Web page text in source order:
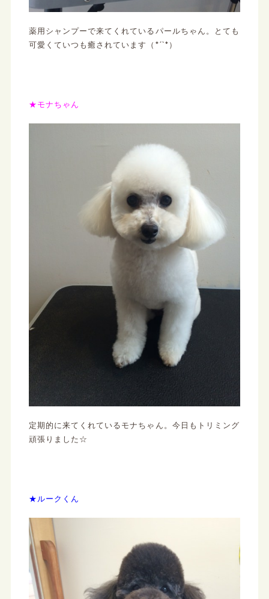
薬用シャンプーで来てくれているパールちゃん。とても
可愛くていつも癒されています（*´`*）
★モナちゃん
定期的に来てくれているモナちゃん。今日もトリミング
頑張りました☆
★ルークくん